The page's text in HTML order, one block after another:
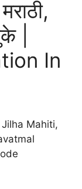
|
In
Mahiti,